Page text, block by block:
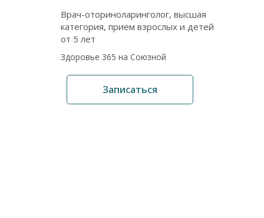
Врач-оториноларинголог, высшая
категория, прием взрослых и детей
от 5 лет
Здоровье 365 на Союзной
Записаться